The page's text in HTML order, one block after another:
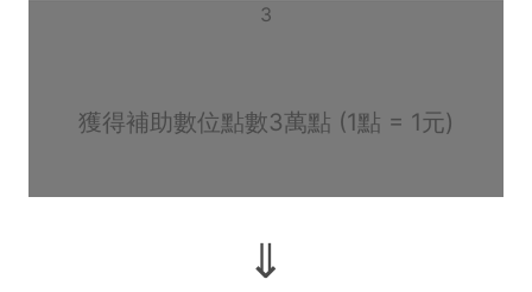
3
獲得補助數位點數3萬點 (1點 = 1元)
⇓